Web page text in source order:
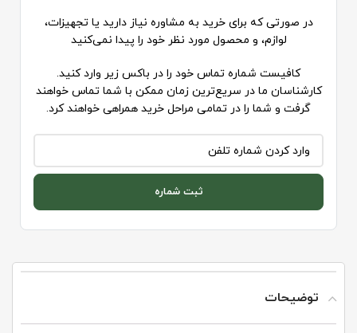
در صورتی که برای خرید به مشاوره نیاز دارید یا تجهیزات،
لوازم، و محصول مورد نظر خود را پیدا نمی‌کنید
کافیست شماره تماس خود را در باکس زیر وارد کنید.
کارشناسان ما در سریع‌ترین زمان ممکن با شما تماس خواهند
گرفت و شما را در تمامی مراحل خرید همراهی خواهند کرد.
ثبت شماره
توضیحات